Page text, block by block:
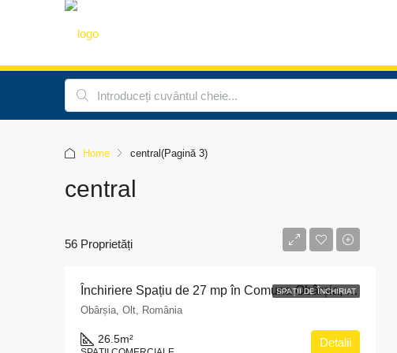
Home central(Pagină 3)
central
56 Proprietăți
SPAȚII DE ÎNCHIRIAT
Închiriere Spațiu de 27 mp în Comuna Obârșia, Județul Olt
Obârșia, Olt, România
26.5m² Detalii